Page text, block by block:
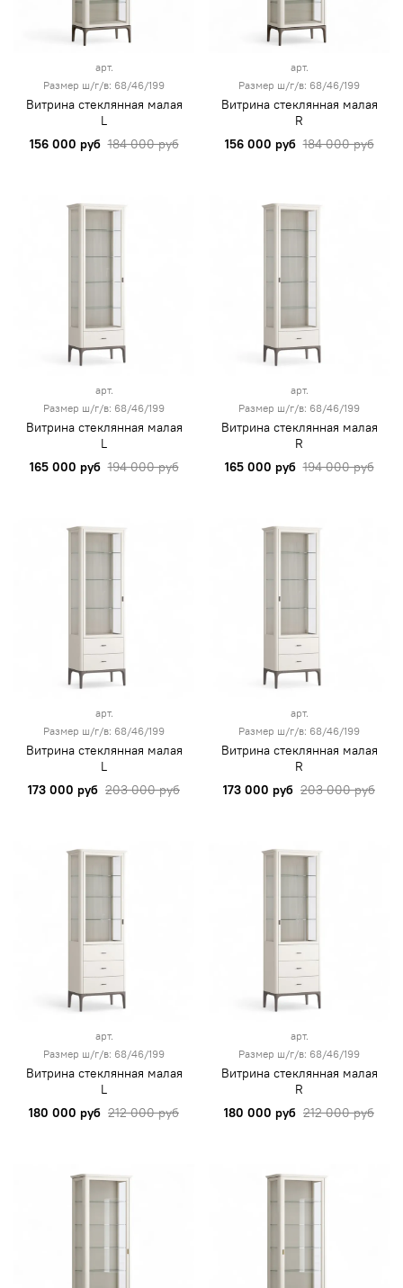
арт.
Размер ш/г/в: 68/46/199
Витрина стеклянная малая
L
156 000 руб 184 000 руб
арт.
Размер ш/г/в: 68/46/199
Витрина стеклянная малая
R
156 000 руб 184 000 руб
арт.
Размер ш/г/в: 68/46/199
Витрина стеклянная малая
L
165 000 руб 194 000 руб
арт.
Размер ш/г/в: 68/46/199
Витрина стеклянная малая
R
165 000 руб 194 000 руб
арт.
Размер ш/г/в: 68/46/199
Витрина стеклянная малая
L
173 000 руб 203 000 руб
арт.
Размер ш/г/в: 68/46/199
Витрина стеклянная малая
R
173 000 руб 203 000 руб
арт.
Размер ш/г/в: 68/46/199
Витрина стеклянная малая
L
180 000 руб 212 000 руб
арт.
Размер ш/г/в: 68/46/199
Витрина стеклянная малая
R
180 000 руб 212 000 руб